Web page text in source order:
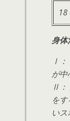
身体
Ⅰ：
が中
Ⅱ：
を
い